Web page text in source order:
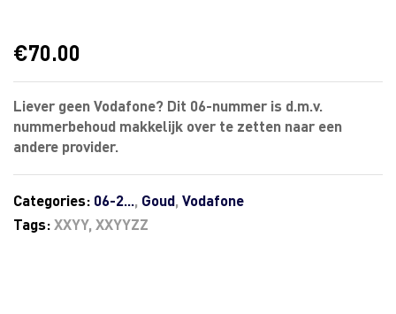
€70.00
Liever geen Vodafone? Dit 06-nummer is d.m.v.
nummerbehoud makkelijk over te zetten naar een
andere provider.
Categories: 06-2..., Goud, Vodafone
Tags:XXYY, XXYYZZ